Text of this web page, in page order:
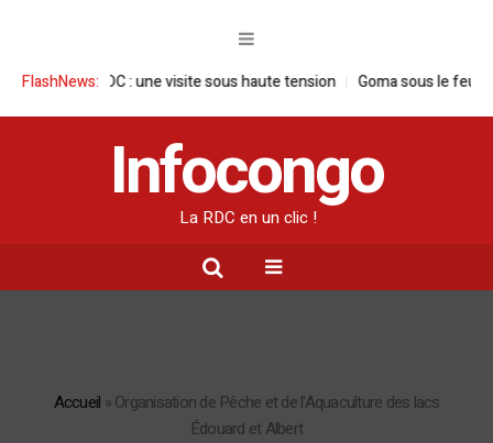
FlashNews:
en RDC : une visite sous haute tension Goma sous le feu : la
Infocongo
La RDC en un clic !
Accueil »Organisation de Pêche et de l'Aquaculture des lacs
Édouard et Albert